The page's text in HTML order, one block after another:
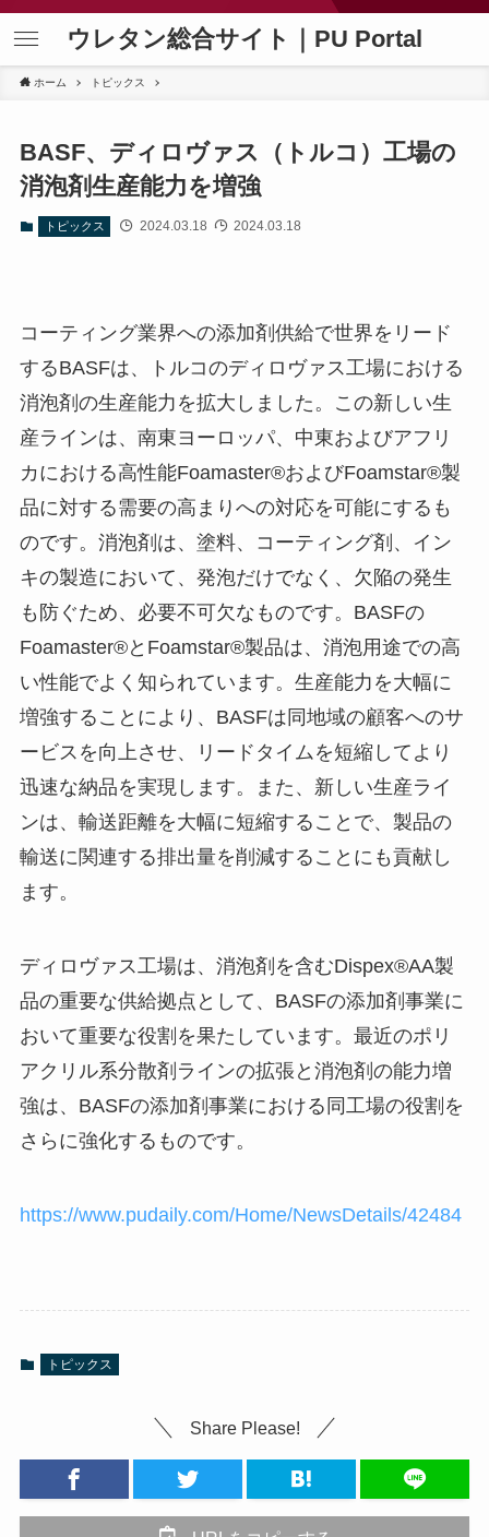
ウレタン総合サイト｜PU Portal
ホーム トピックス
BASF、ディロヴァス（トルコ）工場の
消泡剤生産能力を増強
トピックス 2024.03.18 2024.03.18
コーティング業界への添加剤供給で世界をリード
するBASFは、トルコのディロヴァス工場における
消泡剤の生産能力を拡大しました。この新しい生
産ラインは、南東ヨーロッパ、中東およびアフリ
カにおける高性能Foamaster®およびFoamstar®製
品に対する需要の高まりへの対応を可能にするも
のです。消泡剤は、塗料、コーティング剤、イン
キの製造において、発泡だけでなく、欠陥の発生
も防ぐため、必要不可欠なものです。BASFの
Foamaster®とFoamstar®製品は、消泡用途での高
い性能でよく知られています。生産能力を大幅に
増強することにより、BASFは同地域の顧客へのサ
ービスを向上させ、リードタイムを短縮してより
迅速な納品を実現します。また、新しい生産ライ
ンは、輸送距離を大幅に短縮することで、製品の
輸送に関連する排出量を削減することにも貢献し
ます。
ディロヴァス工場は、消泡剤を含むDispex®AA製
品の重要な供給拠点として、BASFの添加剤事業に
おいて重要な役割を果たしています。最近のポリ
アクリル系分散剤ラインの拡張と消泡剤の能力増
強は、BASFの添加剤事業における同工場の役割を
さらに強化するものです。
https://www.pudaily.com/Home/NewsDetails/42484
トピックス
Share Please!